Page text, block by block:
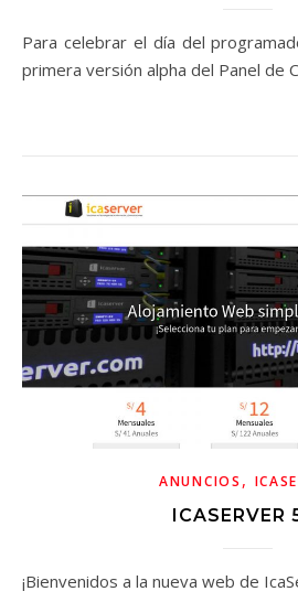
Para celebrar el día del programador, hemos publicado la
primera versión alpha del Panel de
ANUNCIOS ,
ICASERVER
¡Bienvenidos a la nueva web de